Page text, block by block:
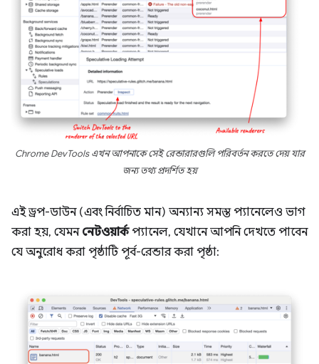
Chrome DevTools এখন আপনাকে সেই রেন্ডারারগুলি পরিবর্তন করতে দেয় যার
জন্য তথ্য প্রদর্শিত হয়
এই ড্রপ-ডাউন (এবং নির্বাচিত মান) অন্যান্য সমস্ত প্যানেলেও ভাগ
করা হয়, যেমন নেটওয়ার্কপ্যানেল, যেখানে আপনি দেখতে পাবেন
যে অনুরোধ করা পৃষ্ঠাটি পূর্ব-রেন্ডার করা পৃষ্ঠা: